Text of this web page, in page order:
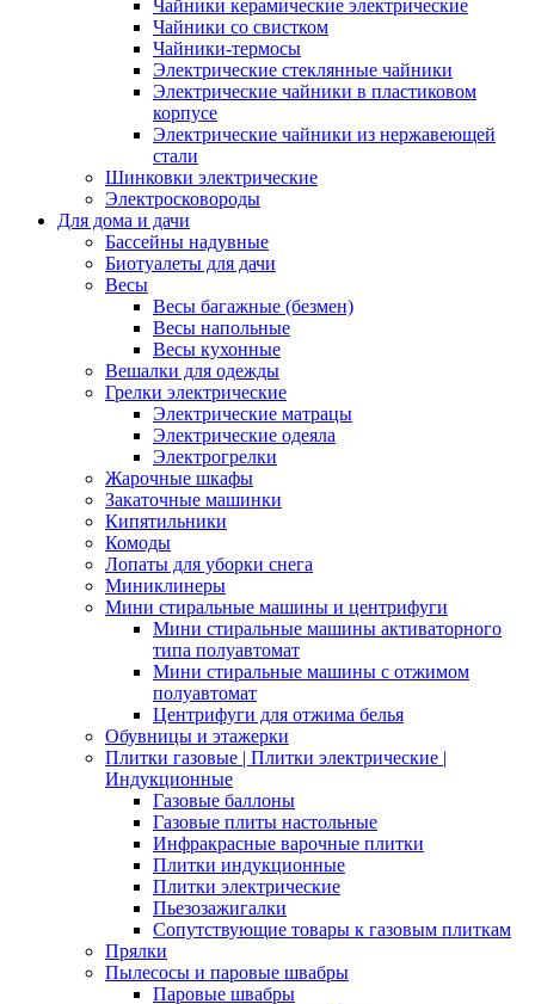
Чайники керамические электрические
Чайники со свистком
Чайники-термосы
Электрические стеклянные чайники
Электрические чайники в пластиковом
корпусе
Электрические чайники из нержавеющей
стали
Шинковки электрические
Электросковороды
Для дома и дачи
Бассейны надувные
Биотуалеты для дачи
Весы
Весы багажные (безмен)
Весы напольные
Весы кухонные
Вешалки для одежды
Грелки электрические
Электрические матрацы
Электрические одеяла
Электрогрелки
Жарочные шкафы
Закаточные машинки
Кипятильники
Комоды
Лопаты для уборки снега
Миниклинеры
Мини стиральные машины и центрифуги
Мини стиральные машины активаторного
типа полуавтомат
Мини стиральные машины с отжимом
полуавтомат
Центрифуги для отжима белья
Обувницы и этажерки
Плитки газовые | Плитки электрические |
Индукционные
Газовые баллоны
Газовые плиты настольные
Инфракрасные варочные плитки
Плитки индукционные
Плитки электрические
Пьезозажигалки
Сопутствующие товары к газовым плиткам
Прялки
Пылесосы и паровые швабры
Паровые швабры